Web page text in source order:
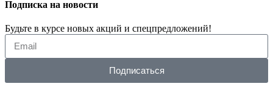
Подписка на новости
Будьте в курсе новых акций и спецпредложений!
Подписаться